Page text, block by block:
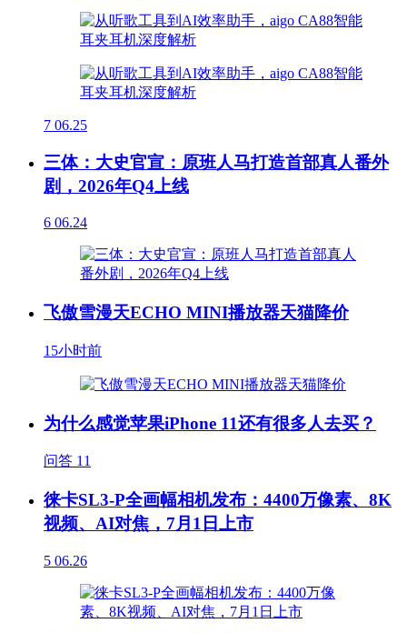
7 06.25
三体：大史官宣：原班人马打造首部真人番外
剧，2026年Q4上线
6 06.24
飞傲雪漫天ECHO MINI播放器天猫降价
15小时前
为什么感觉苹果iPhone 11还有很多人去买？
问答 11
徕卡SL3-P全画幅相机发布：4400万像素、8K
视频、AI对焦，7月1日上市
5 06.26